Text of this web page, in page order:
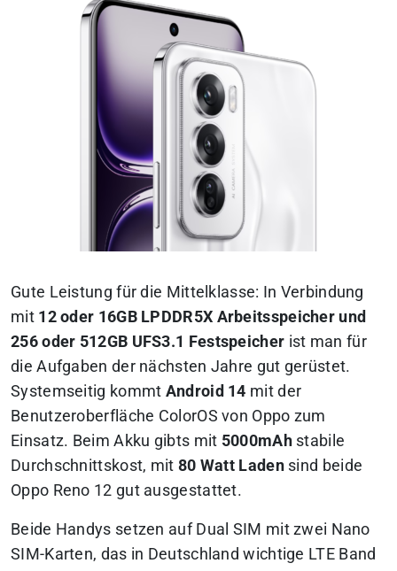
Gute Leistung für die Mittelklasse: In Verbindung
mit 12 oder 16GB LPDDR5X Arbeitsspeicher und
256 oder 512GB UFS3.1 Festspeicher ist man für
die Aufgaben der nächsten Jahre gut gerüstet.
Systemseitig kommt Android 14 mit der
Benutzeroberfläche ColorOS von Oppo zum
Einsatz. Beim Akku gibts mit 5000mAhstabile
Durchschnittskost, mit 80 Watt Ladensind beide
Oppo Reno 12 gut ausgestattet.
Beide Handys setzen auf Dual SIM mit zwei Nano
SIM-Karten, das in Deutschland wichtige LTE Band